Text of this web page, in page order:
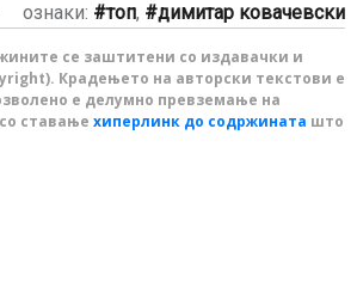
ознаки: топ, димитар ковачевски
се заштитени со издавачки и
Крадењето на авторски текстови е
е делумно превземање на
ставање хиперлинк до содржината што